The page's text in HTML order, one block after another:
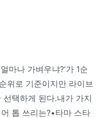
마나 가벼우냐?’가 1순
위로 기준이지만 라이브
택하게 된다.내가 가지
톱 쓰리는?•타마 스타